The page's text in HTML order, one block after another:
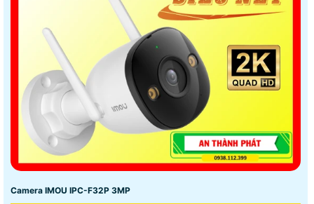
Camera IMOU IPC-F32P 3MP